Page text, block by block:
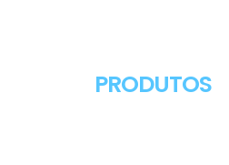
PRODUTOS